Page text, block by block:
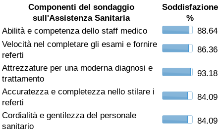
Componenti del sondaggio
sull'Assistenza Sanitaria
Soddisfazione
%
Abilità e competenza dello staff medico
88.64
Velocità nel completare gli esami e fornire
referti
86.36
Attrezzature per una moderna diagnosi e
trattamento
93.18
Accuratezza e completezza nello stilare i
referti
84.09
Cordialità e gentilezza del personale
sanitario
84.09
Indice del Tasso di Criminalità (Corrente)
Indice della Criminalità
Indice di criminalità per paese
Assistenza Sanitaria
Indice dell’Assistenza Sanitaria (Corrente)